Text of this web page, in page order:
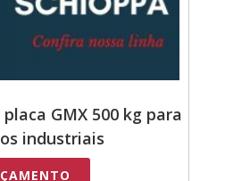
GMX 500 kg para
industriais